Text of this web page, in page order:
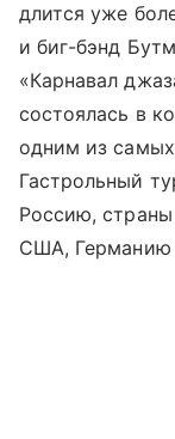
длится уже
и биг-бэнд
«Карнавал
состоялась в
одним из
Гастрольный
Россию,
США, Германию